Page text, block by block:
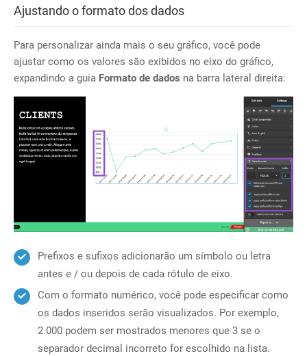
Ajustando o formato dos dados
Para personalizar ainda mais o seu gráfico, você pode
ajustar como os valores são exibidos no eixo do gráfico,
expandindo a guia Formato de dados na barra lateral direita:
Prefixos e sufixos adicionarão um símbolo ou letra
antes e / ou depois de cada rótulo de eixo.
Com o formato numérico, você pode especificar como
os dados inseridos serão visualizados. Por exemplo,
2.000 podem ser mostrados menores que 3 se o
separador decimal incorreto for escolhido na lista.